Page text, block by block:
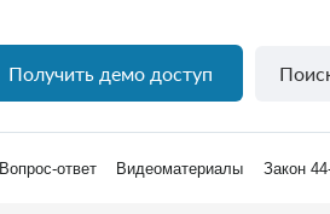
Получить демо доступ
Вопрос-ответ Видеоматериалы Закон